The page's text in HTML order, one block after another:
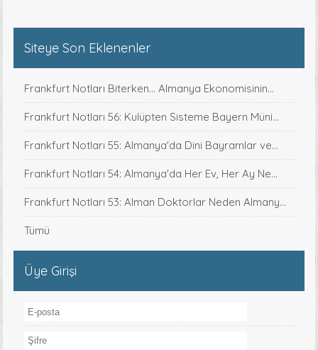
Siteye Son Eklenenler
Frankfurt Notları Biterken... Almanya Ekonomisinin...
Frankfurt Notları 56: Kulüpten Sisteme Bayern Müni...
Frankfurt Notları 55: Almanya'da Dini Bayramlar ve...
Frankfurt Notları 54: Almanya'da Her Ev, Her Ay Ne...
Frankfurt Notları 53: Alman Doktorlar Neden Almany...
Tümü
Üye Girişi